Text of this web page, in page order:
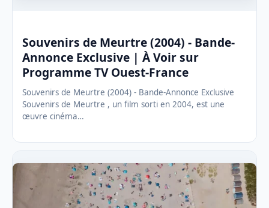
Souvenirs de Meurtre (2004) - Bande-
Annonce Exclusive | À Voir sur
Programme TV Ouest-France
Souvenirs de Meurtre (2004) - Bande-Annonce Exclusive
Souvenirs de Meurtre , un film sorti en 2004, est une
œuvre cinéma…